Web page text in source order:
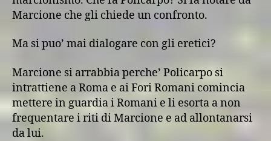
Marcione che gli chiede un confronto.
Ma si puo’ mai dialogare con gli eretici?
Marcione si arrabbia perche’ Policarpo si
intrattiene a Roma e ai Fori Romani comincia
mettere in guardia i Romani e li esorta a non
frequentare i riti di Marcione e ad allontanarsi
da lui.